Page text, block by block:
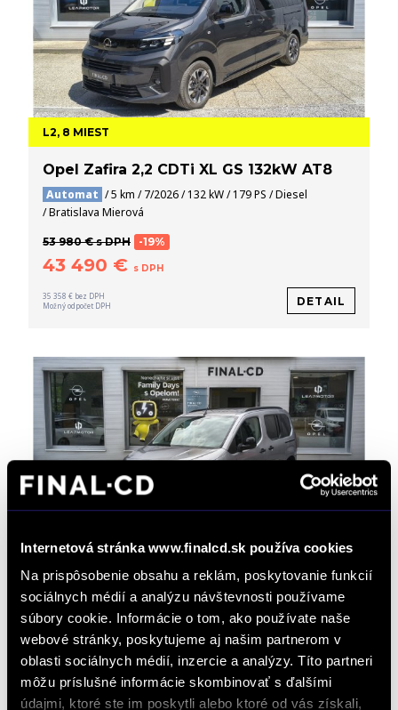
Internetová stránka www.finalcd.sk používa cookies
Na prispôsobenie obsahu a reklám, poskytovanie funkcií
sociálnych médií a analýzu návštevnosti používame
súbory cookie. Informácie o tom, ako používate naše
webové stránky, poskytujeme aj našim partnerom v
oblasti sociálnych médií, inzercie a analýzy. Títo partneri
môžu príslušné informácie skombinovať s ďalšími
údajmi, ktoré ste im poskytli alebo ktoré od vás získali,
L2, 8 MIEST
Opel Zafira 2,2 CDTi XL GS 132kW AT8
Automat / 5 km / 7/2026 / 132 kW / 179 PS / Diesel
/ Bratislava Mierová
53 980 € s DPH -19%
43 490 € s DPH
35 358 € bez DPH
Možný odpočet DPH
DETAIL
ZÁRUKA AŽ DO 8 ROKOV/160 000 KM
Opel Combo Life 1.5 CDTi GS L1 130k
MT6
4 000 km / 7/2026 / 96 kW / 130 PS / Diesel / Bratislava
Mierová
33 290 € s DPH -19%